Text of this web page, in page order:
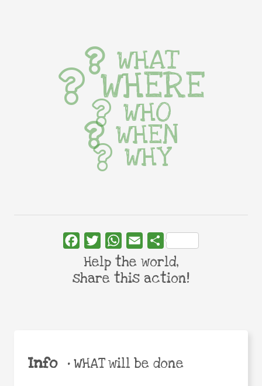
Info •WHAT will be done
WHAT
WHERE
WHO
WHEN
WHY
FacebookTwitterWhatsApp
Email Share
Help the world,
share this action!